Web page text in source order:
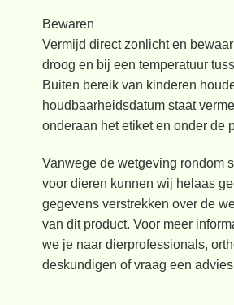
Bewaren
Vermijd direct zonlicht en
droog en bij een temperatuur
Buiten bereik van kinderen
houdbaarheidsdatum staat
onderaan het etiket en onder de
Vanwege de wetgeving rondom
voor dieren kunnen wij helaas
gegevens verstrekken over de
van dit product. Voor meer
we je naar dierprofessionals,
deskundigen of vraag een